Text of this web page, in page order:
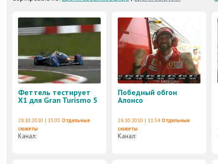
Феттель тестирует
X1 для Gran Turismo 5
28.10.2010 | 15:05 Отдельные
сюжеты
Канал:
Победный обгон
Алонсо
26.10.2010 | 11:34 Отдельные
сюжеты
Канал: